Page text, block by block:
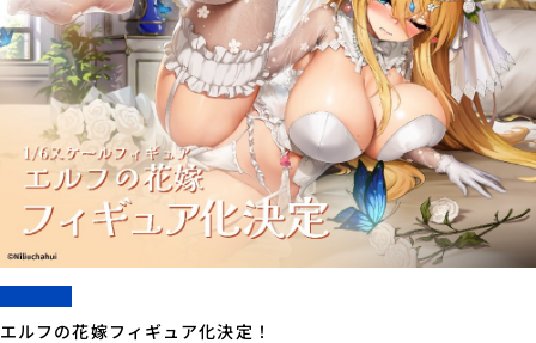
エルフの花嫁フィギュア化決定！